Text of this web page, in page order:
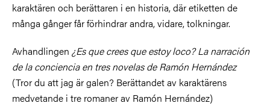
karaktären och berättaren i en historia, där etiketten de
många gånger får förhindrar andra, vidare, tolkningar.
Avhandlingen ¿Es que crees que estoy loco? La narración
de la conciencia en tres novelas de Ramón Hernández
(Tror du att jag är galen? Berättandet av karaktärens
medvetande i tre romaner av Ramón Hernández)